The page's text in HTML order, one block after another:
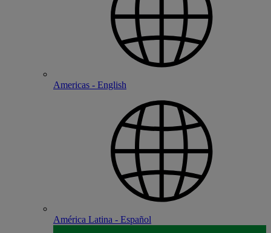
Americas - English
América Latina - Español